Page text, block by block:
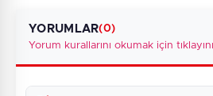
YORUMLAR(0)
Yorum kurallarını okumak için